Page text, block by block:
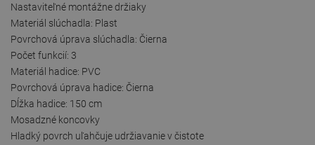
Nastaviteľné montážne držiaky
Materiál slúchadla: Plast
Povrchová úprava slúchadla: Čierna
Počet funkcií: 3
Materiál hadice: PVC
Povrchová úprava hadice: Čierna
Dĺžka hadice: 150 cm
Mosadzné koncovky
Hladký povrch uľahčuje udržiavanie v čistote